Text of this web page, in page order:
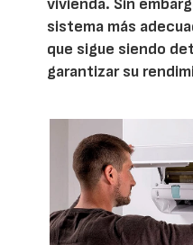
vivienda. Sin
sistema más
que sigue siendo
garantizar su